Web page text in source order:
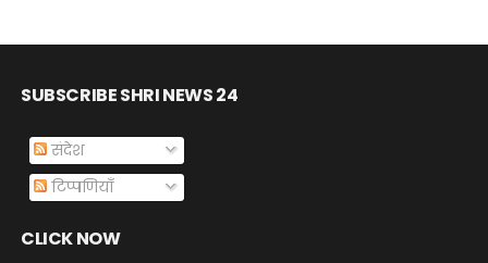
SUBSCRIBE SHRI NEWS 24
संदेश
टिप्पणियाँ
CLICK NOW